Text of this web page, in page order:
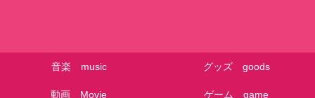
音楽 music グッズ goods
動画 Movie ゲーム game